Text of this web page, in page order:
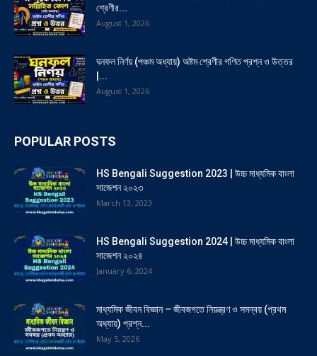
শ্রেণীর...
August 1, 2026
ঘনফল নির্ণয় (পঞ্চম অধ্যায়) অষ্টম শ্রেণীর গণিত প্রশ্ন ও উত্তর
|...
August 1, 2026
POPULAR POSTS
HS Bengali Suggestion 2023 | উচ্চ মাধ্যমিক বাংলা
সাজেশন ২০২৩
March 13, 2023
HS Bengali Suggestion 2024 | উচ্চ মাধ্যমিক বাংলা
সাজেশন ২০২৪
January 6, 2024
মাধ্যমিক জীবন বিজ্ঞান – জীবজগতে নিয়ন্ত্রণ ও সমন্বয় (প্রথম
অধ্যায়) প্রশ্ন...
May 5, 2026